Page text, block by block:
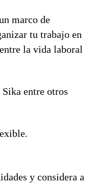
marco de
tu trabajo en
la vida laboral
entre otros
y considera a